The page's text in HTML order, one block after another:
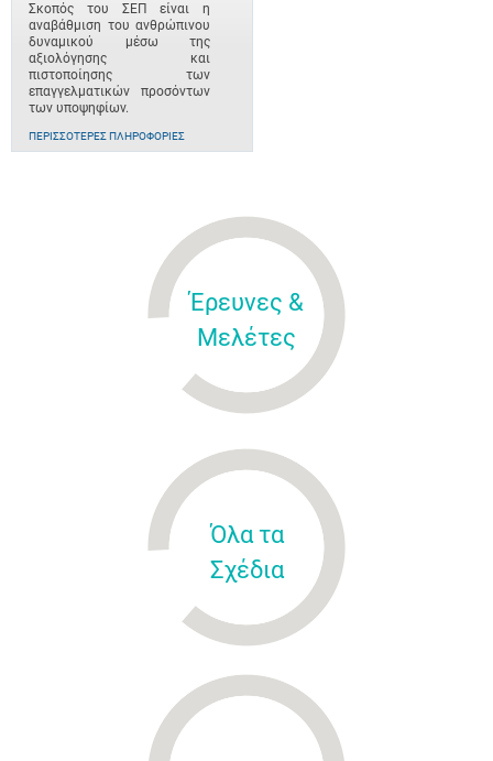
Σκοπός του ΣΕΠ είναι η
αναβάθμιση του ανθρώπινου
δυναμικού μέσω της
αξιολόγησης και
πιστοποίησης των
επαγγελματικών προσόντων
των υποψηφίων.
ΠΕΡΙΣΣΌΤΕΡΕΣ ΠΛΗΡΟΦΟΡΊΕΣ
Έρευνες &
Μελέτες
Όλα τα
Σχέδια